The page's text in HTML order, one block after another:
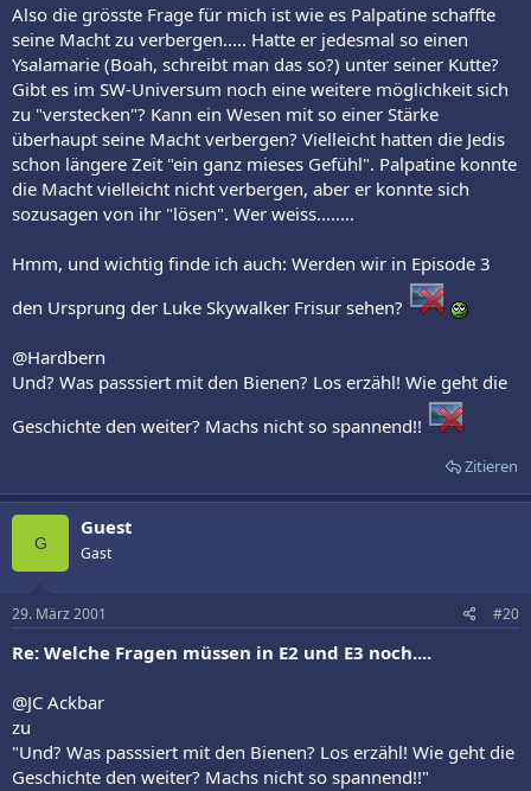
Also die grösste Frage für mich ist wie es Palpatine schaffte
seine Macht zu verbergen..... Hatte er jedesmal so einen
Ysalamarie (Boah, schreibt man das so?) unter seiner Kutte?
Gibt es im SW-Universum noch eine weitere möglichkeit sich
zu "verstecken"? Kann ein Wesen mit so einer Stärke
überhaupt seine Macht verbergen? Vielleicht hatten die Jedis
schon längere Zeit "ein ganz mieses Gefühl". Palpatine konnte
die Macht vielleicht nicht verbergen, aber er konnte sich
sozusagen von ihr "lösen". Wer weiss........
Hmm, und wichtig finde ich auch: Werden wir in Episode 3
den Ursprung der Luke Skywalker Frisur sehen?
@Hardbern
Und? Was passsiert mit den Bienen? Los erzähl! Wie geht die
Geschichte den weiter? Machs nicht so spannend!!
Zitieren
G
Guest
Gast
29. März 2001 #20
Re: Welche Fragen müssen in E2 und E3 noch....
@JC Ackbar
zu
"Und? Was passsiert mit den Bienen? Los erzähl! Wie geht die
Geschichte den weiter? Machs nicht so spannend!!"